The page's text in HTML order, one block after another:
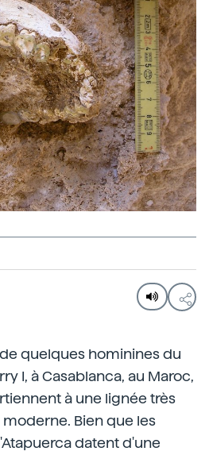
quelques hominines du
I, à Casablanca, au Maroc,
à une lignée très
Bien que les
datent d'une